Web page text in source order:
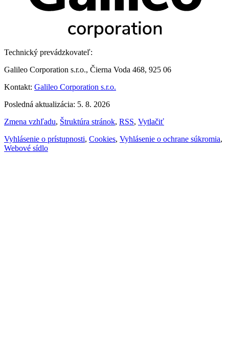
Technický prevádzkovateľ:
Galileo Corporation s.r.o., Čierna Voda 468, 925 06
Kontakt: Galileo Corporation s.r.o.
Posledná aktualizácia: 5. 8. 2026
Zmena vzhľadu, Štruktúra stránok, RSS, Vytlačiť
Vyhlásenie o prístupnosti, Cookies, Vyhlásenie o ochrane súkromia,
Webové sídlo